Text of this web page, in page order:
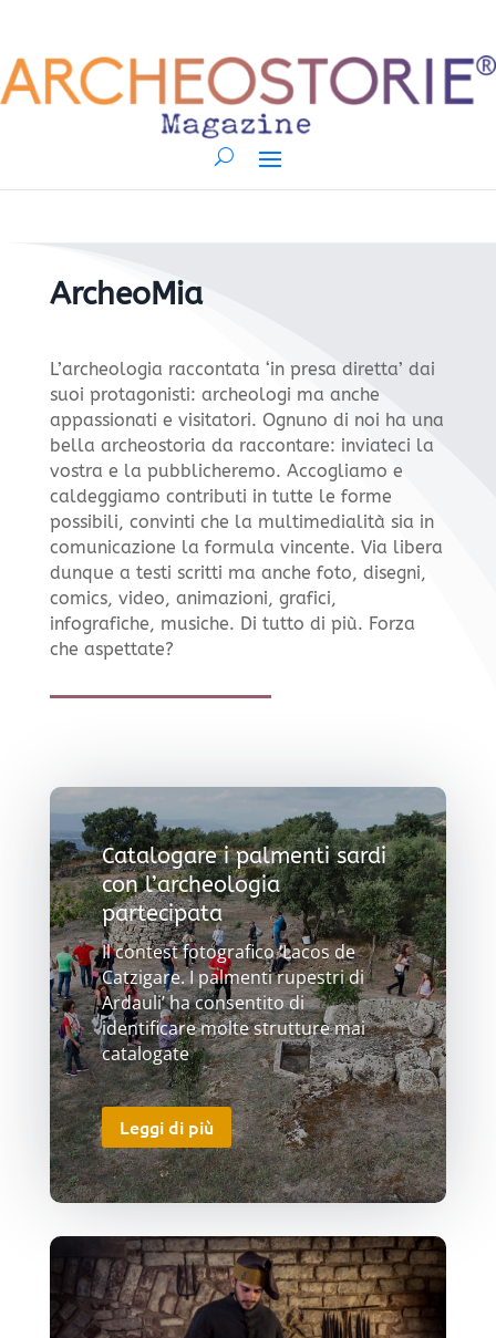
ArcheoMia
L’archeologia raccontata ‘in presa diretta’ dai
suoi protagonisti: archeologi ma anche
appassionati e visitatori. Ognuno di noi ha una
bella archeostoria da raccontare: inviateci la
vostra e la pubblicheremo. Accogliamo e
caldeggiamo contributi in tutte le forme
possibili, convinti che la multimedialità sia in
comunicazione la formula vincente. Via libera
dunque a testi scritti ma anche foto, disegni,
comics, video, animazioni, grafici,
infografiche, musiche. Di tutto di più. Forza
che aspettate?
Catalogare i palmenti sardi
con l’archeologia
partecipata
Il contest fotografico ‘Lacos de
Catzigare. I palmenti rupestri di
Ardauli’ ha consentito di
identificare molte strutture mai
catalogate
Leggi di più